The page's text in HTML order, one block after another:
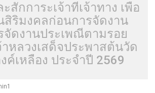
สักการะเจ้าที่เจ้าทาง เพื่อ
สิริมงคลก่อนการจัดงาน
จัดงานประเพณีตามรอย
หลวงเสด็จประพาสต้นวัด
ค์เหลือง ประจำปี 2569